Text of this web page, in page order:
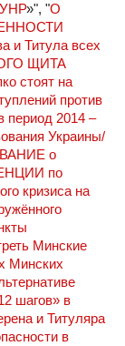
»", "О
и Титула всех
ЩИТА
стоят на
против
период 2014 –
Украины/
о
по
кризиса на
Минские
Минских
шагов» в
и Титуляра
в